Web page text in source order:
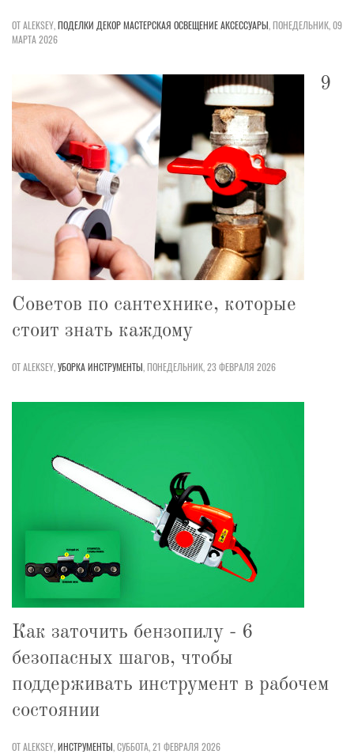
ОТ ALEKSEY,ПОДЕЛКИ ДЕКОРМАСТЕРСКАЯ ОСВЕЩЕНИЕАКСЕССУАРЫ,ПОНЕДЕЛЬНИК, 09
МАРТА 2026
9
Советов по сантехнике, которые
стоит знать каждому
ОТ ALEKSEY,УБОРКАИНСТРУМЕНТЫ,ПОНЕДЕЛЬНИК, 23 ФЕВРАЛЯ 2026
Как заточить бензопилу - 6
безопасных шагов, чтобы
поддерживать инструмент в рабочем
состоянии
ОТ ALEKSEY,ИНСТРУМЕНТЫ,СУББОТА, 21 ФЕВРАЛЯ 2026